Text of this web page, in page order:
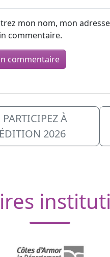
mon nom, mon
commentaire.
PARTICIPEZ À
2026